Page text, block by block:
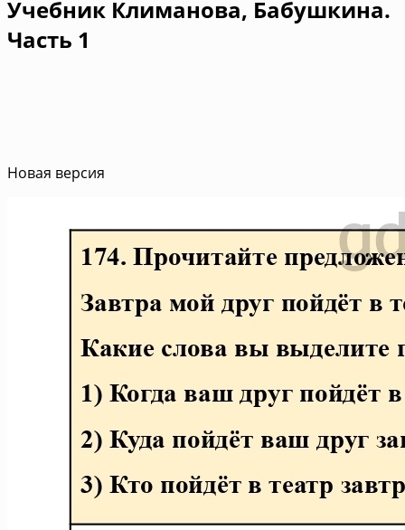
Учебник Климанова, Бабушкина.
Часть 1
Новая версия